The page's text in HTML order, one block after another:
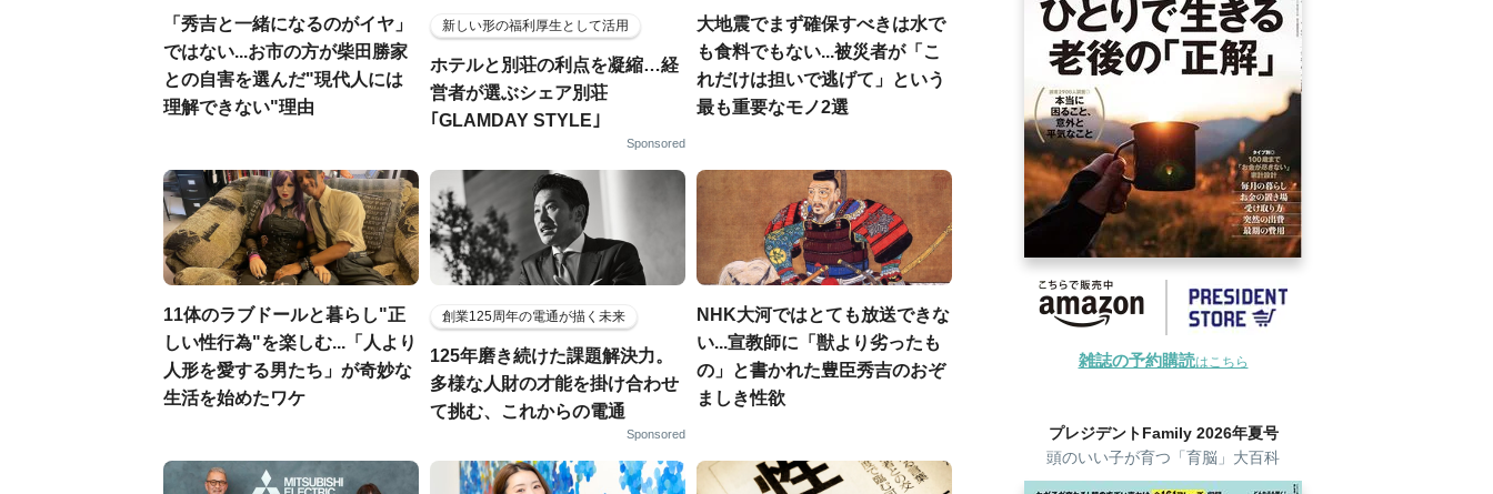
「秀吉と一緒になるのがイヤ」
ではない...お市の方が柴田勝家
との自害を選んだ"現代人には
理解できない"理由
新しい形の福利厚生として活用
ホテルと別荘の利点を凝縮…経
営者が選ぶシェア別荘
｢GLAMDAY STYLE｣
Sponsored
大地震でまず確保すべきは水で
も食料でもない...被災者が「こ
れだけは担いで逃げて」という
最も重要なモノ2選
11体のラブドールと暮らし"正
しい性行為"を楽しむ...「人より
人形を愛する男たち」が奇妙な
生活を始めたワケ
創業125周年の電通が描く未来
125年磨き続けた課題解決力。
多様な人財の才能を掛け合わせ
て挑む、これからの電通
Sponsored
NHK大河ではとても放送できな
い...宣教師に「獣より劣ったも
の」と書かれた豊臣秀吉のおぞ
ましき性欲
雑誌の予約購読はこちら
プレジデントFamily 2026年夏号
頭のいい子が育つ「育脳」大百科